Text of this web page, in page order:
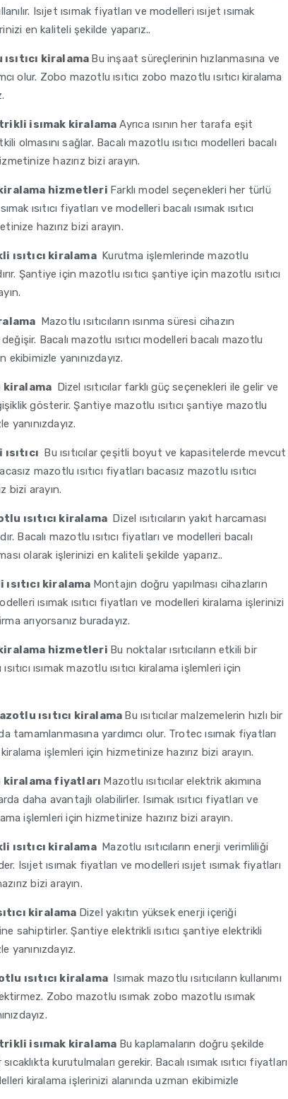
Isıjet ısımak fiyatları ve modelleri ısıjet ısımak
en kaliteli şekilde yaparız..
kiralama Bu inşaat süreçlerinin hızlanmasına ve
olur. Zobo mazotlu ısıtıcı zobo mazotlu ısıtıcı kiralama
isımak kiralama Ayrıca ısının her tarafa eşit
olmasını sağlar. Bacalı mazotlu ısıtıcı modelleri bacalı
hazırız bizi arayın.
kiralama hizmetleri Farklı model seçenekleri her türlü
ısıtıcı fiyatları ve modelleri bacalı ısımak ısıtıcı
hazırız bizi arayın.
kiralama Kurutma işlemlerinde mazotlu
Şantiye için mazotlu ısıtıcı şantiye için mazotlu ısıtıcı
Mazotlu ısıtıcıların ısınma süresi cihazın
Bacalı mazotlu ısıtıcı modelleri bacalı mazotlu
ekibimizle yanınızdayız.
kiralama Dizel ısıtıcılar farklı güç seçenekleri ile gelir ve
gösterir. Şantiye mazotlu ısıtıcı şantiye mazotlu
yanınızdayız.
Bu ısıtıcılar çeşitli boyut ve kapasitelerde mevcut
mazotlu ısıtıcı fiyatları bacasız mazotlu ısıtıcı
bizi arayın.
ısıtıcı kiralama Dizel ısıtıcıların yakıt harcaması
Bacalı mazotlu ısıtıcı fiyatları ve modelleri bacalı
olarak işlerinizi en kaliteli şekilde yaparız..
kiralama Montajın doğru yapılması cihazların
ısımak ısıtıcı fiyatları ve modelleri kiralama işlerinizi
arıyorsanız buradayız.
kiralama hizmetleri Bu noktalar ısıtıcıların etkili bir
ısımak mazotlu ısıtıcı kiralama işlemleri için
ısıtıcı kiralama Bu ısıtıcılar malzemelerin hızlı bir
tamamlanmasına yardımcı olur. Trotec ısımak fiyatları
işlemleri için hizmetinize hazırız bizi arayın.
kiralama fiyatları Mazotlu ısıtıcılar elektrik akımına
daha avantajlı olabilirler. Isımak ısıtıcı fiyatları ve
işlemleri için hizmetinize hazırız bizi arayın.
kiralama Mazotlu ısıtıcıların enerji verimliliği
Isıjet ısımak fiyatları ve modelleri ısıjet ısımak fiyatları
bizi arayın.
kiralama Dizel yakıtın yüksek enerji içeriği
sahiptirler. Şantiye elektrikli ısıtıcı şantiye elektrikli
yanınızdayız.
ısıtıcı kiralama Isımak mazotlu ısıtıcıların kullanımı
Zobo mazotlu ısımak zobo mazotlu ısımak
isımak kiralama Bu kaplamaların doğru şekilde
kurutulmaları gerekir. Bacalı ısımak ısıtıcı fiyatları
kiralama işlerinizi alanında uzman ekibimizle